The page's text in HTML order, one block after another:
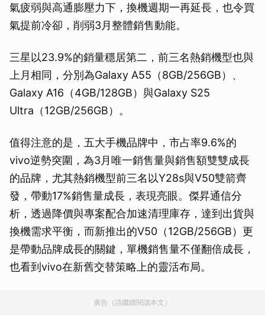
氣疲弱與高通膨壓力下，換機週期一再延長，也令買
氣提前冷卻，削弱3月整體銷售動能。
三星以23.9%的銷量穩居第二，前三名熱銷機型也與
上月相同，分別為Galaxy A55（8GB/256GB）、
Galaxy A16（4GB/128GB）與Galaxy S25
Ultra（12GB/256GB）。
值得注意的是，五大手機品牌中，市占率9.6%的
vivo逆勢突圍，為3月唯一銷售量與銷售額雙雙成長
的品牌，尤其熱銷機型前三名以Y28s與V50雙箭齊
發，帶動17%銷售量成長，表現亮眼。傑昇通信分
析，透過降價與專案配合加速清理庫存，達到出貨與
換機需求平衡，而新推出的V50（12GB/256GB）更
是帶動品牌成長的關鍵，單機銷售量不僅翻倍成長，
也看到vivo在新舊交替策略上的靈活布局。
廣告（請繼續閱讀本文）